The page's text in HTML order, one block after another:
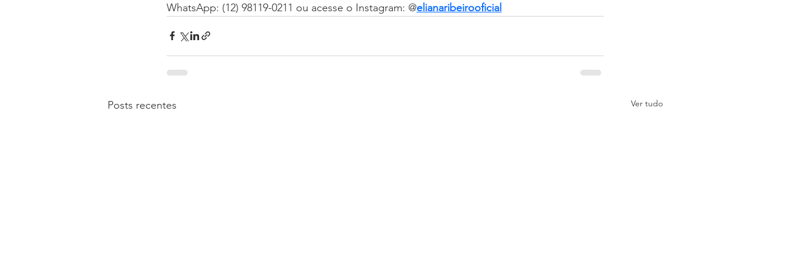
WhatsApp: (12) 98119-0211 ou acesse o Instagram: @elianaribeirooficial
Posts recentes Ver tudo